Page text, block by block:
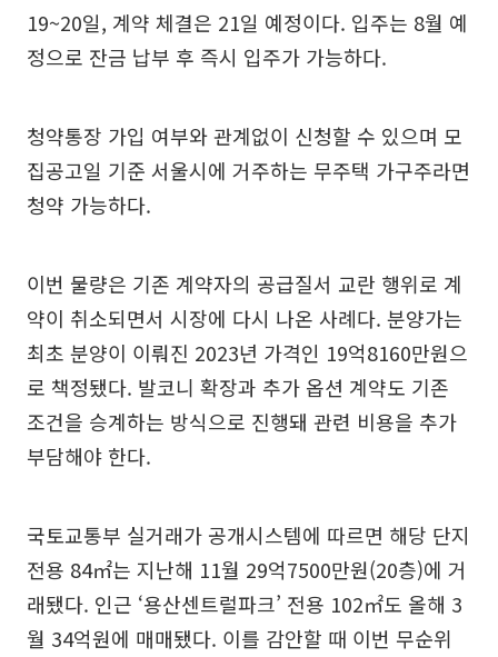
19~20일, 계약 체결은 21일 예정이다. 입주는 8월 예
정으로 잔금 납부 후 즉시 입주가 가능하다.
청약통장 가입 여부와 관계없이 신청할 수 있으며 모
집공고일 기준 서울시에 거주하는 무주택 가구주라면
청약 가능하다.
이번 물량은 기존 계약자의 공급질서 교란 행위로 계
약이 취소되면서 시장에 다시 나온 사례다. 분양가는
최초 분양이 이뤄진 2023년 가격인 19억8160만원으
로 책정됐다. 발코니 확장과 추가 옵션 계약도 기존
조건을 승계하는 방식으로 진행돼 관련 비용을 추가
부담해야 한다.
국토교통부 실거래가 공개시스템에 따르면 해당 단지
전용 84㎡는 지난해 11월 29억7500만원(20층)에 거
래됐다. 인근 ‘용산센트럴파크’ 전용 102㎡도 올해 3
월 34억원에 매매됐다. 이를 감안할 때 이번 무순위